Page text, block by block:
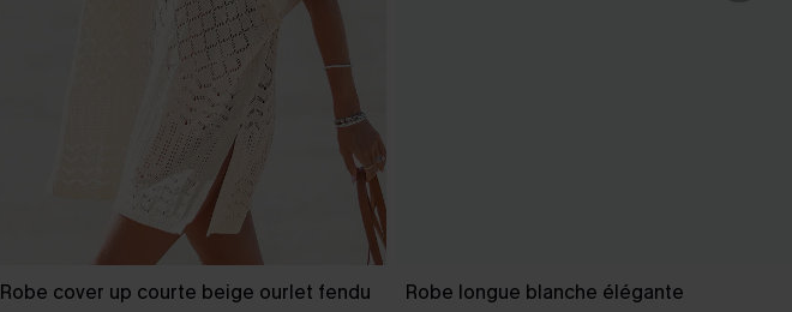
Robe cover up courte beige ourlet fendu Robe longue blanche élégante